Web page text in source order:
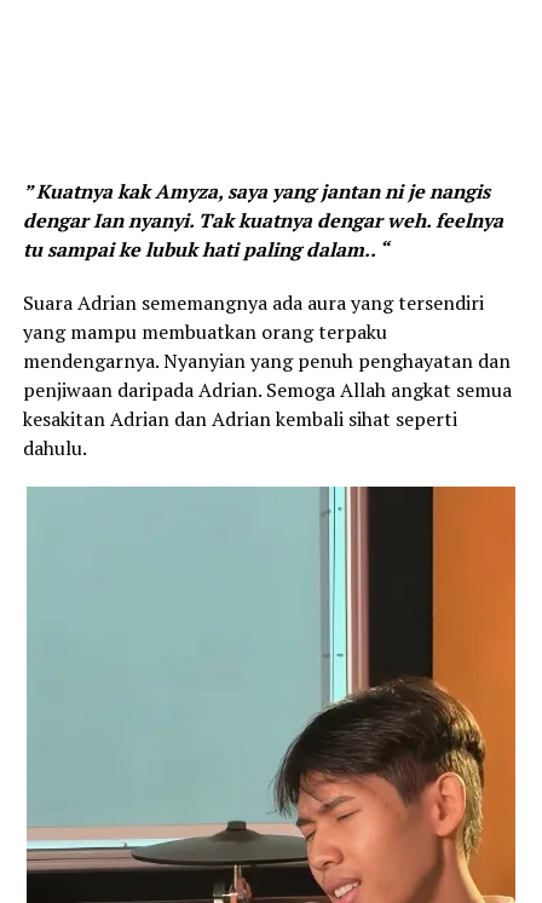
” Kuatnya kak Amyza, saya yang jantan ni je nangis
dengar Ian nyanyi. Tak kuatnya dengar weh. feelnya
tu sampai ke lubuk hati paling dalam.. “
Suara Adrian sememangnya ada aura yang tersendiri
yang mampu membuatkan orang terpaku
mendengarnya. Nyanyian yang penuh penghayatan dan
penjiwaan daripada Adrian. Semoga Allah angkat semua
kesakitan Adrian dan Adrian kembali sihat seperti
dahulu.